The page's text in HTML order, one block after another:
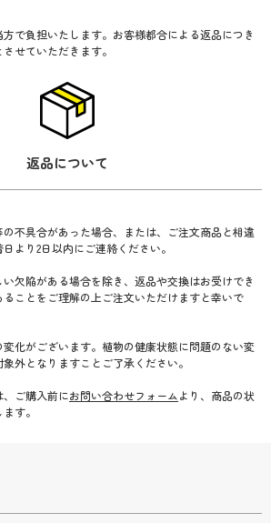
で負担いたします。お客様都合による返品につき
せていただきます。
返品について
不具合があった場合、または、ご注文商品と相違
より2日以内にご連絡ください。
欠陥がある場合を除き、返品や交換はお受けでき
ことをご理解の上ご注文いただけますと幸いで
化がございます。植物の健康状態に問題のない変
外となりますことご了承ください。
ご購入前にお問い合わせフォームより、商品の状
す。